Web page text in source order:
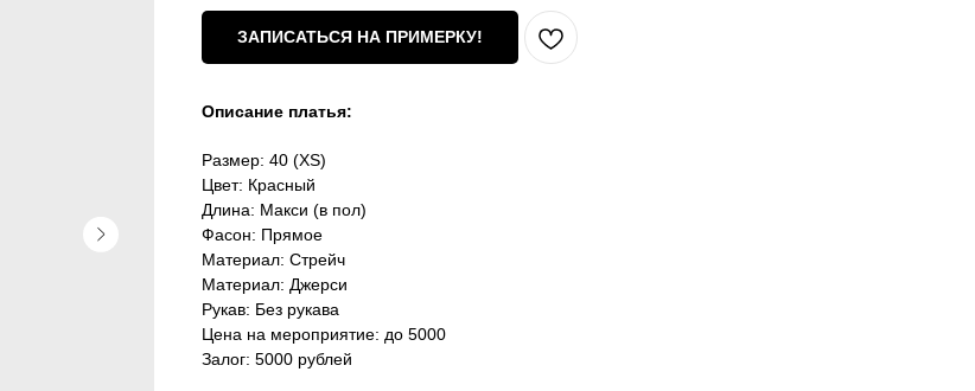
ЗАПИСАТЬСЯ НА ПРИМЕРКУ!
Описание платья:
Размер: 40 (XS)
Цвет: Красный
Длина: Макси (в пол)
Фасон: Прямое
Материал: Стрейч
Материал: Джерси
Рукав: Без рукава
Цена на мероприятие: до 5000
Залог: 5000 рублей